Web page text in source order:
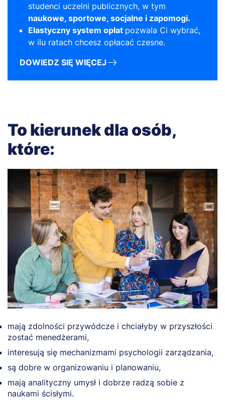
studenci uczelni publicznych, w tym
naukowe, sportowe, socjalne i zapomogi.
Elastyczny system opłat pozwala Ci wybrać,
w ilu ratach chcesz opłacać czesne.
DOWIEDZ SIĘ WIĘCEJ
To kierunek dla osób,
które:
mają zdolności przywódcze i chciałyby w przyszłości
zostać menedżerami,
interesują się mechanizmami psychologii zarządzania,
są dobre w organizowaniu i planowaniu,
mają analityczny umysł i dobrze radzą sobie z
naukami ścisłymi.